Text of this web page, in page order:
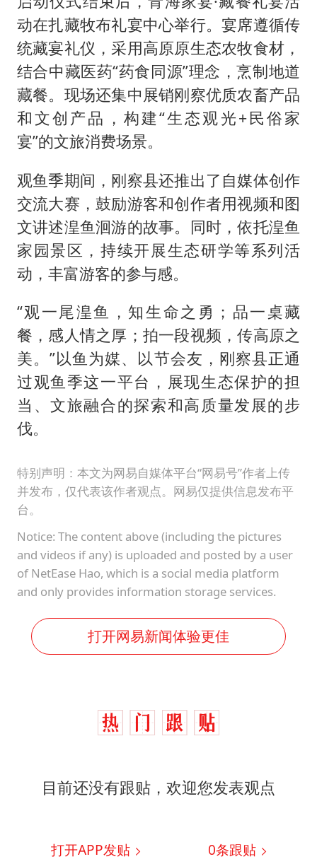
动在扎藏牧布礼宴中心举行。宴席遵循传
统藏宴礼仪，采用高原原生态农牧食材，
结合中藏医药“药食同源”理念，烹制地道
藏餐。现场还集中展销刚察优质农畜产品
和文创产品，构建“生态观光+民俗家
宴”的文旅消费场景。
观鱼季期间，刚察县还推出了自媒体创作
交流大赛，鼓励游客和创作者用视频和图
文讲述湟鱼洄游的故事。同时，依托湟鱼
家园景区，持续开展生态研学等系列活
动，丰富游客的参与感。
“观一尾湟鱼，知生命之勇；品一桌藏
餐，感人情之厚；拍一段视频，传高原之
美。”以鱼为媒、以节会友，刚察县正通
过观鱼季这一平台，展现生态保护的担
当、文旅融合的探索和高质量发展的步
伐。
特别声明：本文为网易自媒体平台“网易号”作者上传
并发布，仅代表该作者观点。网易仅提供信息发布平
台。
Notice: The content above (including the pictures
and videos if any) is uploaded and posted by a user
of NetEase Hao, which is a social media platform
and only provides information storage services.
打开网易新闻体验更佳
目前还没有跟贴，欢迎您发表观点
打开APP发贴 0条跟贴